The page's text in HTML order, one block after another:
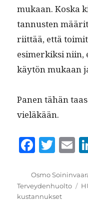
mukaan. Kos­ka
tan­nusten
riit­tää, että
esimerkik­si niin,
käytön mukaan
Panen tähän
vieläkään.
F
c
e
T
it
te
E
l
Kirjoittaja
Osmo
Terveydenhuolto
kustannukset